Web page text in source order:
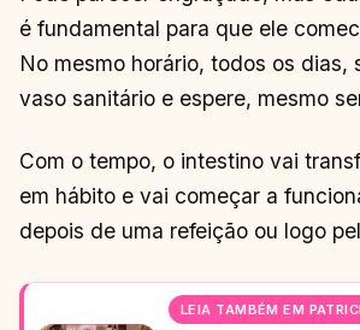
é fundamental para que ele
No mesmo horário, todos os dias,
vaso sanitário e espere, mesmo
Com o tempo, o intestino vai
em hábito e vai começar a
depois de uma refeição ou logo
LEIA TAMBÉM EM